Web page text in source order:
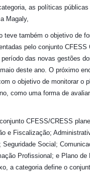
as políticas
Magaly,
teve também o objetivo de
pelo conjunto CFESS
das novas gestões
deste ano. O próximo
o objetivo de monitorar o
como uma forma de
CFESS/CRESS
e Fiscalização;
Seguridade Social;
Profissional; e Plano de
a categoria define o